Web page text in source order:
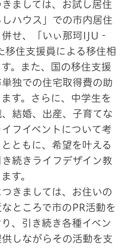
ましては、お試し居住
ハウス」での市内居住
せ、「いぃ那珂IJU‐
移住支援員による移住相
。また、国の移住支援
独での住宅取得費の助
す。さらに、中学生を
結婚、出産、子育てな
フイベントについて考
ともに、希望を叶える
続きライフデザイン教
す。
きましては、お住いの
ところで市のPR活動を
、引き続き各種イベン
供しながらその活動を支